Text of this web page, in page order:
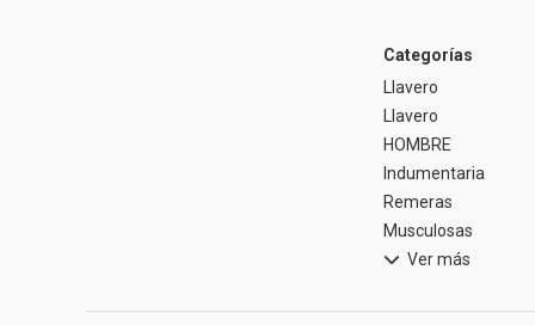
Categorías
Llavero
Llavero
HOMBRE
Indumentaria
Remeras
Musculosas
Ver más